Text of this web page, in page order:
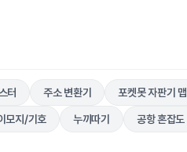
터 주소 변환기 포켓못 자판기 맵
모지/기호 누끼따기 공항 혼잡도